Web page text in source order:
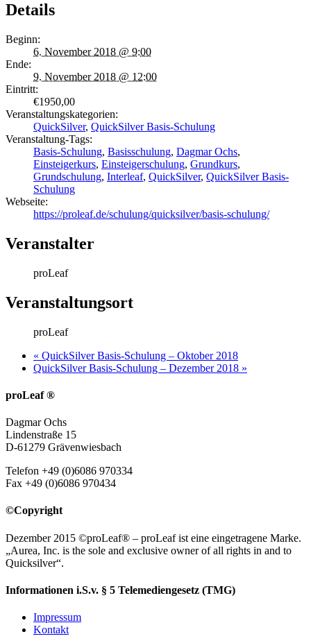
Details
Beginn:
6. November 2018 @ 9:00
Ende:
9. November 2018 @ 12:00
Eintritt:
€1950,00
Veranstaltungskategorien:
QuickSilver, QuickSilver Basis-Schulung
Veranstaltung-Tags:
Basis-Schulung, Basisschulung, Dagmar Ochs,
Einsteigerkurs, Einsteigerschulung, Grundkurs,
Grundschulung, Interleaf, QuickSilver, QuickSilver Basis-
Schulung
Webseite:
https://proleaf.de/schulung/quicksilver/basis-schulung/
Veranstalter
proLeaf
Veranstaltungsort
proLeaf
« QuickSilver Basis-Schulung – Oktober 2018
QuickSilver Basis-Schulung – Dezember 2018 »
proLeaf ®
Dagmar Ochs
Lindenstraße 15
D-61279 Grävenwiesbach
Telefon +49 (0)6086 970334
Fax +49 (0)6086 970434
©Copyright
Dezember 2015 ©proLeaf® – proLeaf ist eine eingetragene Marke.
„Aurea, Inc. is the sole and exclusive owner of all rights in and to
Quicksilver“.
Informationen i.S.v. § 5 Telemediengesetz (TMG)
Impressum
Kontakt